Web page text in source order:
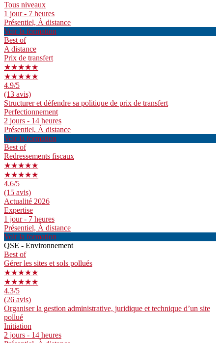
Tous niveaux
1 jour - 7 heures
Présentiel, À distance
Voir la formation
Best of
A distance
Prix de transfert
★★★★★
★★★★★
4.9/5
(13 avis)
Structurer et défendre sa politique de prix de transfert
Perfectionnement
2 jours - 14 heures
Présentiel, À distance
Voir la formation
Best of
Redressements fiscaux
★★★★★
★★★★★
4.6/5
(15 avis)
Actualité 2026
Expertise
1 jour - 7 heures
Présentiel, À distance
Voir la formation
QSE - Environnement
Best of
Gérer les sites et sols pollués
★★★★★
★★★★★
4.3/5
(26 avis)
Organiser la gestion administrative, juridique et technique d’un site
pollué
Initiation
2 jours - 14 heures